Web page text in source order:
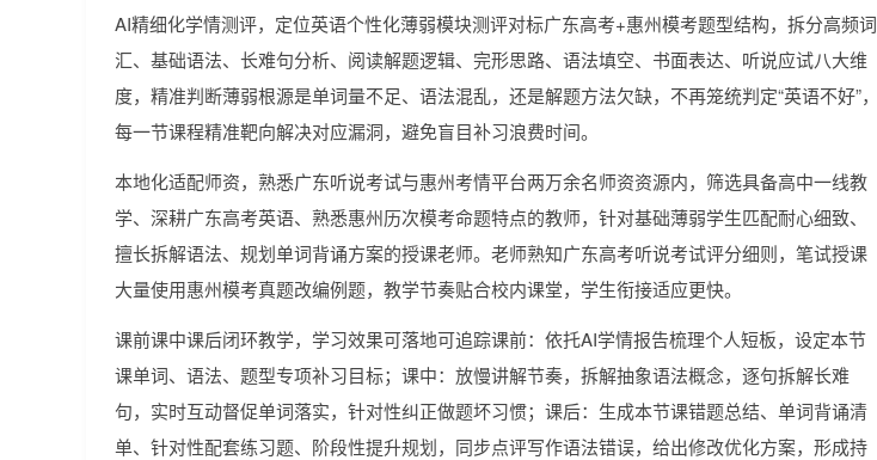
AI精细化学情测评，定位英语个性化薄弱模块测评对标广东高考+惠州模考题型结构，拆分高频词
汇、基础语法、长难句分析、阅读解题逻辑、完形思路、语法填空、书面表达、听说应试八大维
度，精准判断薄弱根源是单词量不足、语法混乱，还是解题方法欠缺，不再笼统判定“英语不好”，
每一节课程精准靶向解决对应漏洞，避免盲目补习浪费时间。
本地化适配师资，熟悉广东听说考试与惠州考情平台两万余名师资资源内，筛选具备高中一线教
学、深耕广东高考英语、熟悉惠州历次模考命题特点的教师，针对基础薄弱学生匹配耐心细致、
擅长拆解语法、规划单词背诵方案的授课老师。老师熟知广东高考听说考试评分细则，笔试授课
大量使用惠州模考真题改编例题，教学节奏贴合校内课堂，学生衔接适应更快。
课前课中课后闭环教学，学习效果可落地可追踪课前：依托AI学情报告梳理个人短板，设定本节
课单词、语法、题型专项补习目标；课中：放慢讲解节奏，拆解抽象语法概念，逐句拆解长难
句，实时互动督促单词落实，针对性纠正做题坏习惯；课后：生成本节课错题总结、单词背诵清
单、针对性配套练习题、阶段性提升规划，同步点评写作语法错误，给出修改优化方案，形成持